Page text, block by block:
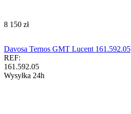
‍8 150‍ zł
Davosa Ternos GMT Lucent 161.592.05
REF:
161.592.05
Wysyłka 24h